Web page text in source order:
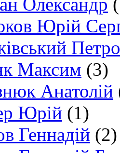
Юрій
Петро
Максим (3)
Анатолій
Юрій (1)
Геннадій (2)